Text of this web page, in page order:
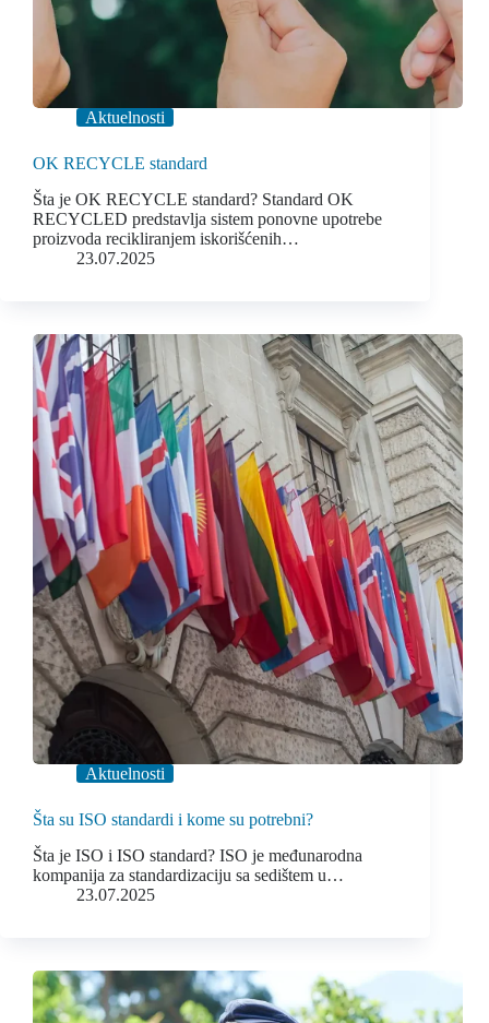
Aktuelnosti
OK RECYCLE standard
Šta je OK RECYCLE standard? Standard OK
RECYCLED predstavlja sistem ponovne upotrebe
proizvoda recikliranjem iskorišćenih…
23.07.2025
Aktuelnosti
Šta su ISO standardi i kome su potrebni?
Šta je ISO i ISO standard? ISO je međunarodna
kompanija za standardizaciju sa sedištem u…
23.07.2025